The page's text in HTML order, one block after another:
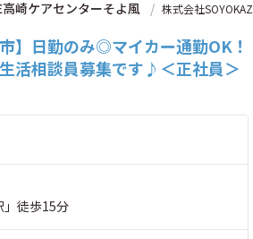
崎ケアセンターそよ風
株式会社SOYOKAZ
市】日勤のみ◎マイカー通勤OK！
活相談員募集です♪＜正社員＞
」徒歩15分